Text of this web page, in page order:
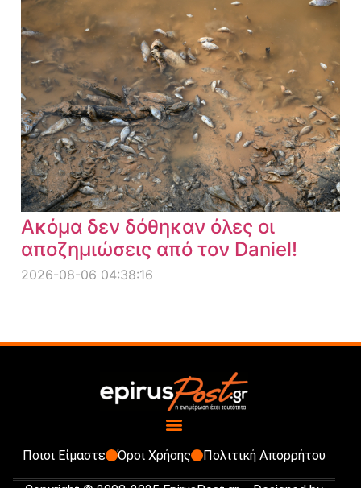
Ακόμα δεν δόθηκαν όλες οι
αποζημιώσεις από τον Daniel!
2026-08-06 04:38:16
Ποιοι Είμαστε Όροι Χρήσης Πολιτική Απορρήτου